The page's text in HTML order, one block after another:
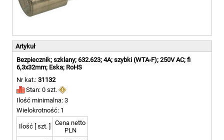
Artykuł
Bezpiecznik; szklany; 632.623; 4A; szybki (WTA-F); 250V AC; fi
6,3x32mm; Eska; RoHS
Nr kat.: 31132
Stan: 0 szt.
Ilość minimalna: 3
Wielokrotność: 1
Ilość [ szt. ]
Cena netto
PLN